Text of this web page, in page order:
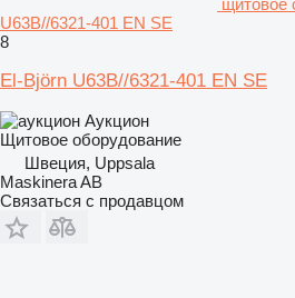
щитовое
U63B//6321-401 EN SE
8
El-Björn U63B//6321-401 EN SE
Аукцион
Щитовое оборудование
Швеция, Uppsala
Maskinera AB
Связаться с продавцом